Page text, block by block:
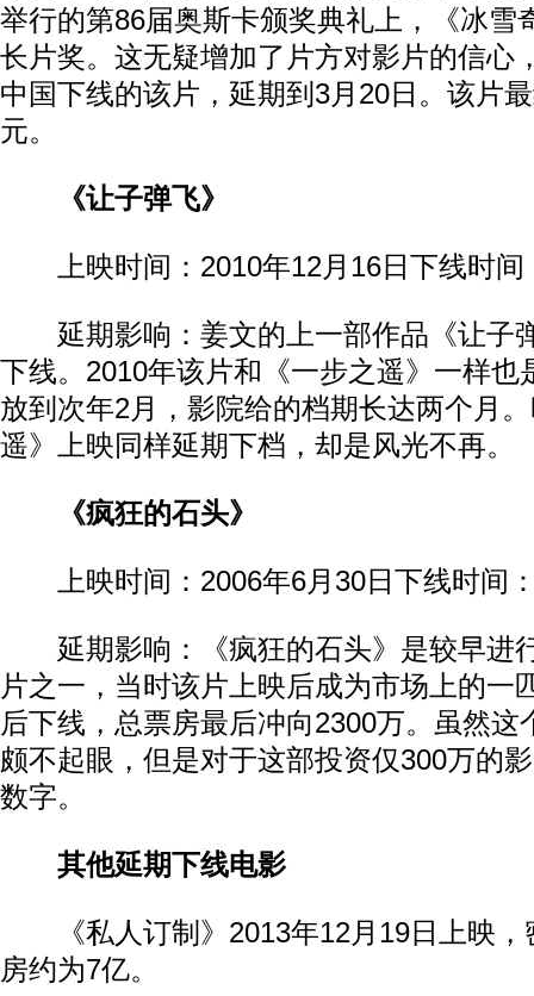
举行的第86届奥斯卡颁奖典礼上，《冰雪
长片奖。这无疑增加了片方对影片的信心
中国下线的该片，延期到3月20日。该片
元。
《让子弹飞》
上映时间：2010年12月16日下线时间
延期影响：姜文的上一部作品《让子
下线。2010年该片和《一步之遥》一样也
放到次年2月，影院给的档期长达两个月
遥》上映同样延期下档，却是风光不再。
《疯狂的石头》
上映时间：2006年6月30日下线时间
延期影响：《疯狂的石头》是较早进
片之一，当时该片上映后成为市场上的一
后下线，总票房最后冲向2300万。虽然这
颇不起眼，但是对于这部投资仅300万的
数字。
其他延期下线电影
《私人订制》2013年12月19日上映，
房约为7亿。